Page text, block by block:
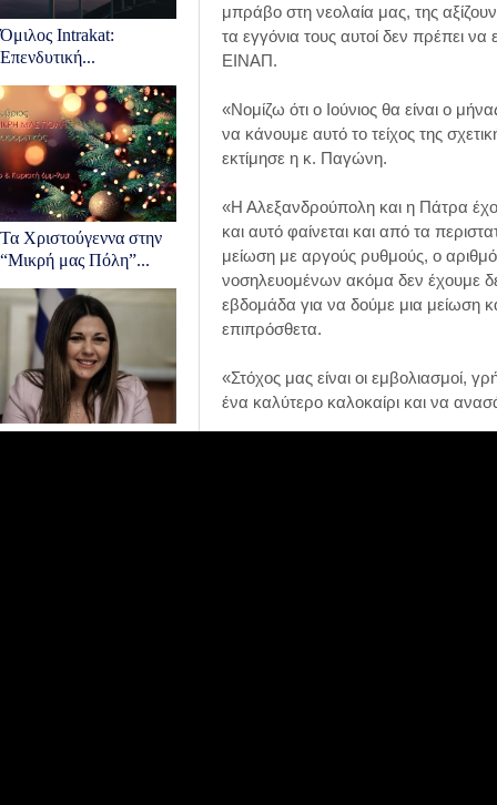
Όμιλος Intrakat:
Επενδυτική...
Τα Χριστούγεννα στην
“Μικρή μας Πόλη”...
μπράβο στη νεολαία μας, της
τα εγγόνια τους αυτοί δεν πρέπει
ΕΙΝΑΠ.
«Νομίζω ότι ο Ιούνιος θα είναι ο
να κάνουμε αυτό το τείχος της
εκτίμησε η κ. Παγώνη.
«Η Αλεξανδρούπολη και η Πάτρα
και αυτό φαίνεται και από τα
μείωση με αργούς ρυθμούς, ο
νοσηλευομένων ακόμα δεν έχουμε
εβδομάδα για να δούμε μια μείωση
επιπρόσθετα.
«Στόχος μας είναι οι εμβολιασμοί,
ένα καλύτερο καλοκαίρι και να